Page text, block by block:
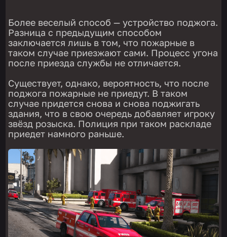
Более веселый способ — устройство поджога.
Разница с предыдущим способом
заключается лишь в том, что пожарные в
таком случае приезжают сами. Процесс угона
после приезда службы не отличается.
Существует, однако, вероятность, что после
поджога пожарные не приедут. В таком
случае придется снова и снова поджигать
здания, что в свою очередь добавляет игроку
звёзд розыска. Полиция при таком раскладе
приедет намного раньше.